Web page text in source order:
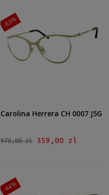
Carolina Herrera CH 0007 J5G
970,00 zł 359,00 zł
-63%
-44%